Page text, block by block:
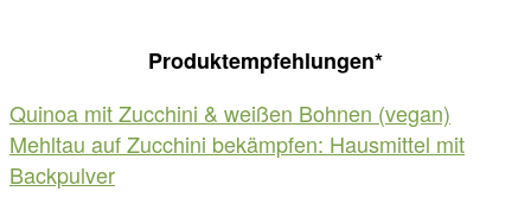
Produktempfehlungen*
Beitragsnavigation
Quinoa mit Zucchini & weißen Bohnen (vegan)
Mehltau auf Zucchini bekämpfen: Hausmittel mit
Backpulver